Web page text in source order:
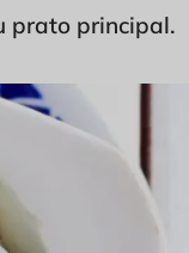
prato principal.